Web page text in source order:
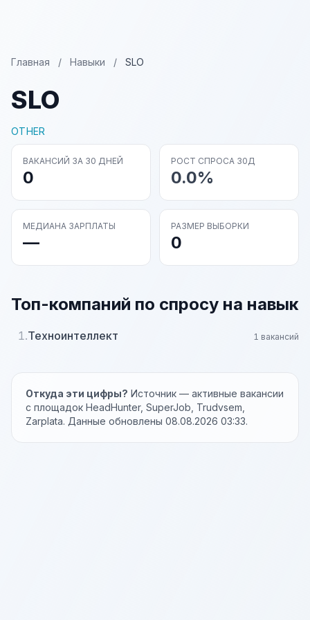
Главная / Навыки / SLO
SLO
OTHER
ВАКАНСИЙ ЗА 30 ДНЕЙ
0
РОСТ СПРОСА 30Д
0.0%
МЕДИАНА ЗАРПЛАТЫ
—
РАЗМЕР ВЫБОРКИ
0
Топ-компаний по спросу на навык
1.Техноинтеллект 1 вакансий
Откуда эти цифры? Источник — активные вакансии
с площадок HeadHunter, SuperJob, Trudvsem,
Zarplata. Данные обновлены 08.08.2026 03:33.